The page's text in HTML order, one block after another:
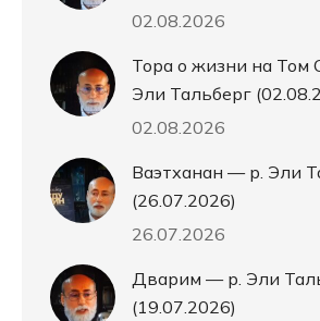
02.08.2026
Тора о жизни на Том
Эли Тальберг
02.08.2026
Ваэтханан — р. Эли
(26.07.2026)
26.07.2026
Дварим — р. Эли
(19.07.2026)